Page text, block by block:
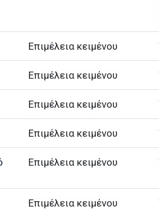
Επιμέλεια κειμένου
Επιμέλεια κειμένου
Επιμέλεια κειμένου
Επιμέλεια κειμένου
Επιμέλεια κειμένου
Επιμέλεια κειμένου